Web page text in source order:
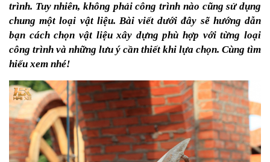
trình. Tuy nhiên, không phải công trình nào cũng sử dụng
chung một loại vật liệu. Bài viết dưới đây sẽ hướng dẫn
bạn cách chọn vật liệu xây dựng phù hợp với từng loại
công trình và những lưu ý cần thiết khi lựa chọn. Cùng tìm
hiểu xem nhé!